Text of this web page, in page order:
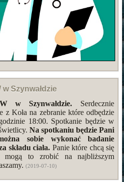
Szynwałdzie
w Szynwałdzie. Serdecznie
z Koła na zebranie które odbędzie
18:00. Spotkanie będzie w
Na spotkaniu będzie Pani
sobie wykonać badanie
składu ciała. Panie które chcą się
mogą to zrobić na najbliższym
(2019-07-10)